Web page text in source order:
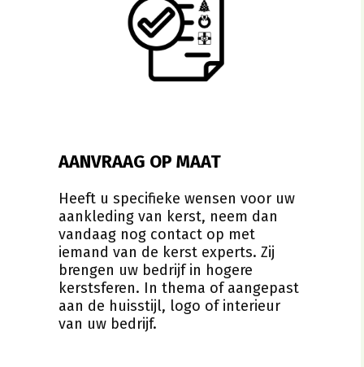
AANVRAAG OP MAAT
Heeft u specifieke wensen voor uw
aankleding van kerst, neem dan
vandaag nog contact op met
iemand van de kerst experts. Zij
brengen uw bedrijf in hogere
kerstsferen. In thema of aangepast
aan de huisstijl, logo of interieur
van uw bedrijf.